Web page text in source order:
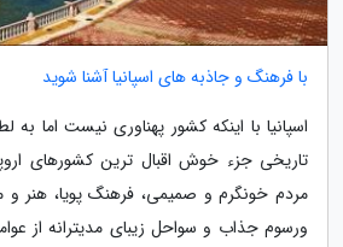
با فرهنگ و جاذبه های اسپانیا آشنا شوید
اسپانیا با اینکه کشور پهناوری نیست اما
تاریخی جزء خوش اقبال ترین کشورهای
مردم خونگرم و صمیمی، فرهنگ پویا، هنر
ورسوم جذاب و سواحل زیبای مدیترانه از